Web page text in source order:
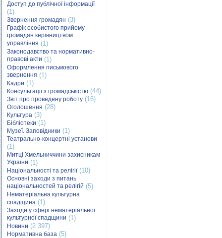
Доступ до публічної інформації
(1)
Звернення громадян (3)
Графік особистого прийому
громадян керівництвом
управління (1)
Законодавство та нормативно-
правові акти (1)
Оформлення письмового
звернення (1)
Кадри (1)
Консультації з громадськістю (44)
Звіт про проведену роботу (16)
Оголошення (28)
Культура (3)
Бібліотеки (1)
Музеї. Заповідники (1)
Театрально-концертні установи
(1)
Митці Хмельниччини захисникам
України (1)
Національності та релігії(10)
Основні заходи з питань
національностей та релігій (5)
Нематеріальна культурна
спадщина (1)
Заходи у сфері нематеріальної
культурної спадщини (1)
Новини (2 397)
Нормативна база (5)